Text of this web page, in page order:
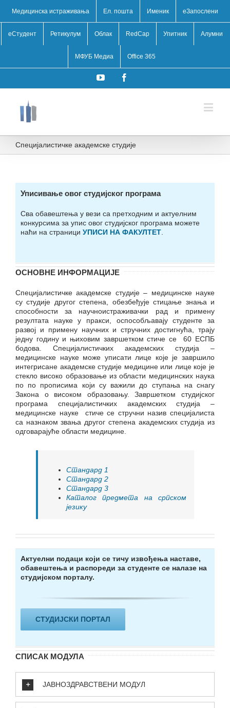
Медицинска истраживања Ел. пошта Именик eЗапослени
еСтудент Ретикулум Облак RedCap Упитник Алумни
МФУБ Медиа Office 365
YouTube
Специјалистичке академске студије
Уписивање овог студијског програма
Сва обавештења у вези са претходним и актуелним
конкурсима за упис овог студијског програма можете
наћи на страници УПИСИ НА ФАКУЛТЕТ
ОСНОВНЕ ИНФОРМАЦИЈЕ
Специјалистичке академске студије – медицинске науке
су студије другог степена, обезбеђује стицање знања и
способности за научноистраживачки рад и примену
резултата науке у пракси, оспособљавају студенте за
развој и примену научних и стручних достигнућа, трају
једну годину и њиховим завршетком стиче се 60 ЕСПБ
бодова. Специјалистичких академских студија –
медицинске науке може уписати лице које је завршило
интегрисане академске студије медицине или лице које је
стекло високо образовање из области медицинских наука
по по прописима који су важили до ступања на снагу
Закона о високом образовању. Завршетком студијског
програма специјалистичких академских студија –
медицинске науке стиче се стручни назив специјалиста
са назнаком звања другог степена академских студија из
одговарајуће области медицине.
Стандард 1
Стандард 2
Стандард 3
Каталог предмета на српском
језику
Актуелни подаци који се тичу извођења наставе,
обавештења и распореди за студенте се налазе на
студијском порталу.
СТУДИЈСКИ ПОРТАЛ
СПИСАК МОДУЛА
ЈАВНОЗДРАВСТВЕНИ МОДУЛ